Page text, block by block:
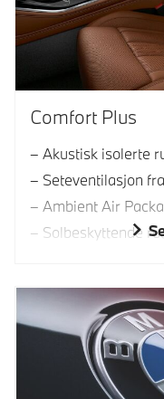
Comfort Plus
Akustisk isolerte
Seteventilasjon
Ambient Air
Solbeskyttende